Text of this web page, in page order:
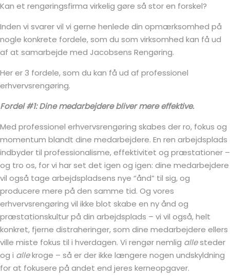
Kan et rengøringsfirma virkelig gøre så stor en forskel?
Inden vi svarer vil vi gerne henlede din opmærksomhed på
nogle konkrete fordele, som du som virksomhed kan få ud
af at samarbejde med Jacobsens Rengøring.
Her er 3 fordele, som du kan få ud af professionel
erhvervsrengøring.
Fordel #1: Dine medarbejdere bliver mere effektive.
Med professionel erhvervsrengøring skabes der ro, fokus og
momentum blandt dine medarbejdere. En ren arbejdsplads
indbyder til professionalisme, effektivitet og præstationer –
og tro os, for vi har set det igen og igen: dine medarbejdere
vil også tage arbejdspladsens nye “ånd” til sig, og
producere mere på den samme tid. Og vores
erhvervsrengøring vil ikke blot skabe en ny ånd og
præstationskultur på din arbejdsplads – vi vil også, helt
konkret, fjerne distraheringer, som dine medarbejdere ellers
ville miste fokus til i hverdagen. Vi rengør nemlig allesteder
og i allekroge – så er der ikke længere nogen undskyldning
for at fokusere på andet end jeres kerneopgaver.